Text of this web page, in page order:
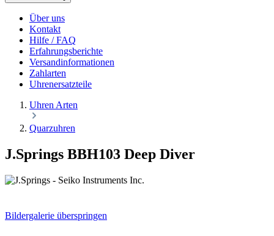
Über uns
Kontakt
Hilfe / FAQ
Erfahrungsberichte
Versandinformationen
Zahlarten
Uhrenersatzteile
Uhren Arten
Quarzuhren
J.Springs BBH103 Deep Diver
Bildergalerie überspringen